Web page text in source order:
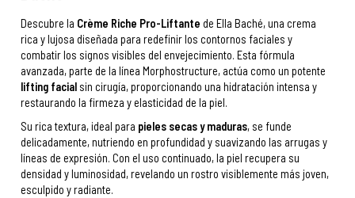
Descubre la Crème Riche Pro-Liftante de Ella Baché, una crema
rica y lujosa diseñada para redefinir los contornos faciales y
combatir los signos visibles del envejecimiento. Esta fórmula
avanzada, parte de la línea Morphostructure, actúa como un potente
lifting facial sin cirugía, proporcionando una hidratación intensa y
restaurando la firmeza y elasticidad de la piel.
Su rica textura, ideal para pieles secas y maduras, se funde
delicadamente, nutriendo en profundidad y suavizando las arrugas y
líneas de expresión. Con el uso continuado, la piel recupera su
densidad y luminosidad, revelando un rostro visiblemente más joven,
esculpido y radiante.